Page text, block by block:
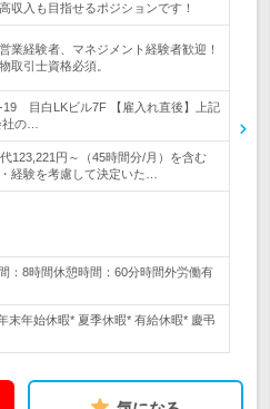
収入も目指せるポジションです！
業経験者、マネジメント経験者歓迎！
取引士資格必須。
19 目白LKビル7F 【雇入れ直後】上記
の…
123,221円～（45時間分/月）を含む
経験を考慮して決定いた…
：8時間休憩時間：60分時間外労働有
末年始休暇* 夏季休暇* 有給休暇* 慶弔